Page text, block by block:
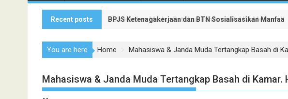
Recent posts BPJS Ketenagakerjaan dan BTN Sosialisasikan
Polrestabes Medan Ratakan Bantaran Rel KA Medan -
You are here Home Mahasiswa & Janda Muda Tertangkap Basah di
Mahasiswa & Janda Muda Tertangkap Basah di Kamar.